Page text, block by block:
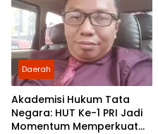
Daerah
Akademisi Hukum Tata
Negara: HUT Ke-1 PRI Jadi
Momentum Memperkuat